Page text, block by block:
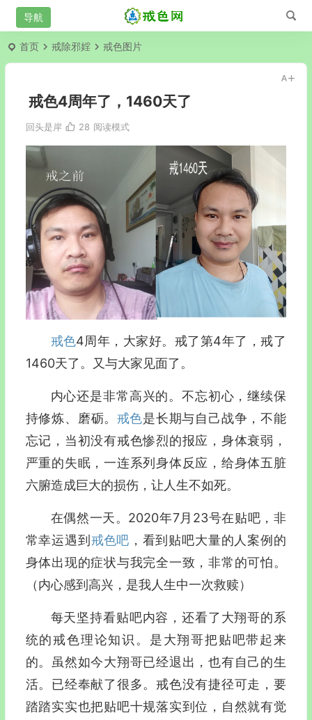
首页 戒除邪婬 戒色图片
戒色4周年了，1460天了
回头是岸 28 阅读模式
戒色4周年，大家好。戒了第4年了，戒了
1460天了。又与大家见面了。
内心还是非常高兴的。不忘初心，继续保
持修炼、磨砺。戒色是长期与自己战争，不能
忘记，当初没有戒色惨烈的报应，身体衰弱，
严重的失眠，一连系列身体反应，给身体五脏
六腑造成巨大的损伤，让人生不如死。
在偶然一天。2020年7月23号在贴吧，非
常幸运遇到戒色吧，看到贴吧大量的人案例的
身体出现的症状与我完全一致，非常的可怕。
（内心感到高兴，是我人生中一次救赎）
每天坚持看贴吧内容，还看了大翔哥的系
统的戒色理论知识。是大翔哥把贴吧带起来
的。虽然如今大翔哥已经退出，也有自己的生
活。已经奉献了很多。戒色没有捷径可走，要
踏踏实实也把贴吧十规落实到位，自然就有觉